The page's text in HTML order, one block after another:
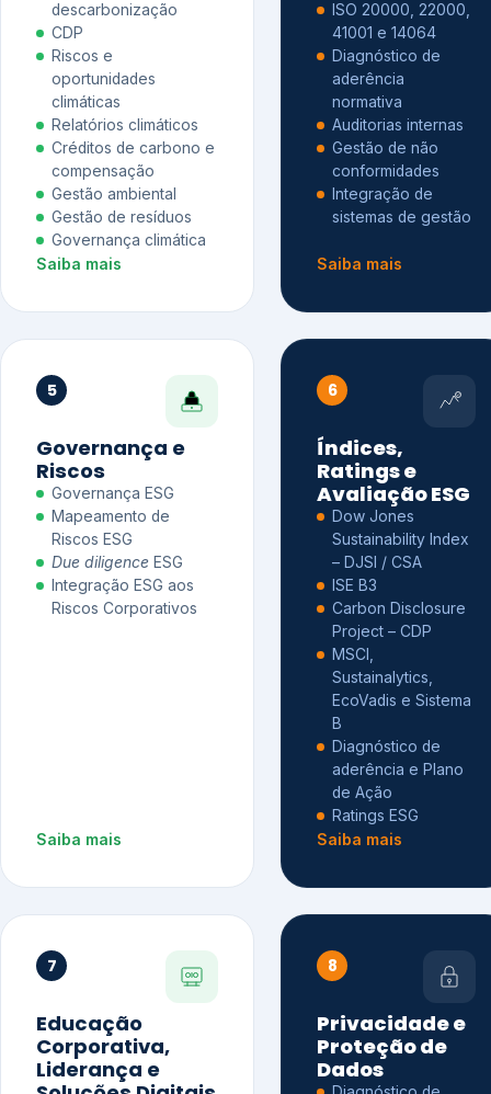
descarbonização
CDP
Riscos e
oportunidades
climáticas
Relatórios climáticos
Créditos de carbono e
compensação
Gestão ambiental
Gestão de resíduos
Governança climática
Saiba mais
ISO 20000, 22000,
41001 e 14064
Diagnóstico de
aderência
normativa
Auditorias internas
Gestão de não
conformidades
Integração de
sistemas de gestão
Saiba mais
5
Governança e
Riscos
Governança ESG
Mapeamento de
Riscos ESG
Due diligence ESG
Integração ESG aos
Riscos Corporativos
Saiba mais
6
Índices,
Ratings e
Avaliação ESG
Dow Jones
Sustainability Index
– DJSI / CSA
ISE B3
Carbon Disclosure
Project – CDP
MSCI,
Sustainalytics,
EcoVadis e Sistema
B
Diagnóstico de
aderência e Plano
de Ação
Ratings ESG
Saiba mais
7
Educação
Corporativa,
Liderança e
8
Privacidade e
Proteção de
Dados